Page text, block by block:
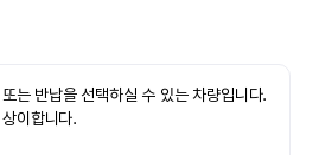
는 반납을 선택하실 수 있는 차량입니다.
이합니다.